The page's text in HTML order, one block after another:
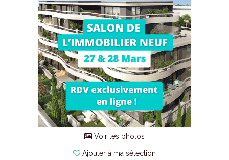
Voir les photos
Ajouter à ma sélection